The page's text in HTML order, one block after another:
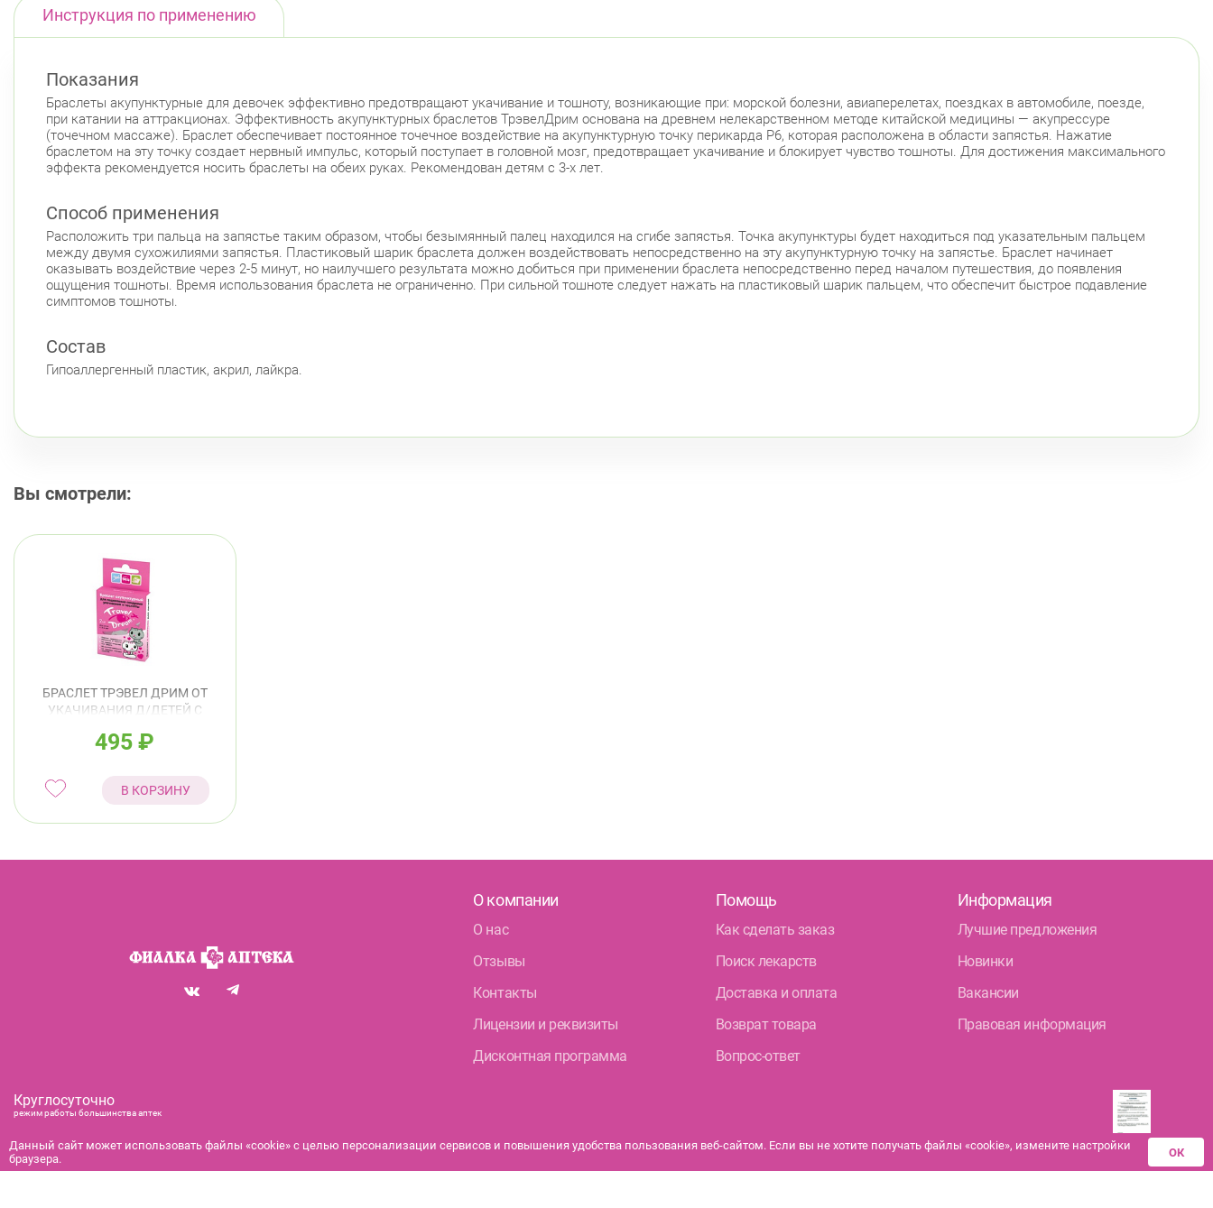
Инструкция по применению
Показания
Браслеты акупунктурные для девочек эффективно предотвращают укачивание и тошноту, возникающие при: морской болезни, авиаперелетах, поездках в автомобиле, поезде,
при катании на аттракционах. Эффективность акупунктурных браслетов ТрэвелДрим основана на древнем нелекарственном методе китайской медицины — акупрессуре
(точечном массаже). Браслет обеспечивает постоянное точечное воздействие на акупунктурную точку перикарда P6, которая расположена в области запястья. Нажатие
браслетом на эту точку создает нервный импульс, который поступает в головной мозг, предотвращает укачивание и блокирует чувство тошноты. Для достижения максимального
эффекта рекомендуется носить браслеты на обеих руках. Рекомендован детям с 3-х лет.
Способ применения
Расположить три пальца на запястье таким образом, чтобы безымянный палец находился на сгибе запястья. Точка акупунктуры будет находиться под указательным пальцем
между двумя сухожилиями запястья. Пластиковый шарик браслета должен воздействовать непосредственно на эту акупунктурную точку на запястье. Браслет начинает
оказывать воздействие через 2-5 минут, но наилучшего результата можно добиться при применении браслета непосредственно перед началом путешествия, до появления
ощущения тошноты. Время использования браслета не ограниченно. При сильной тошноте следует нажать на пластиковый шарик пальцем, что обеспечит быстрое подавление
симптомов тошноты.
Состав
Гипоаллергенный пластик, акрил, лайкра.
Вы смотрели:
БРАСЛЕТ ТРЭВЕЛ ДРИМ ОТ
УКАЧИВАНИЯ Д/ДЕТЕЙ С
495₽
В КОРЗИНУ
О компании
О нас
Отзывы
Контакты
Лицензии и реквизиты
Дисконтная программа
Помощь
Как сделать заказ
Поиск лекарств
Доставка и оплата
Возврат товара
Вопрос-ответ
Информация
Лучшие предложения
Новинки
Вакансии
Правовая информация
Круглосуточно
режим работы большинства аптек
+7 (812) 292-00-00
справочная служба с 9:00 до 21:00
Разрешения аптек-
партнеров на
Данный сайт может использовать файлы «cookie» с целью персонализации сервисов и повышения удобства пользования веб-сайтом. Если вы не хотите получать файлы «cookie», измените настройки
браузера.
ОК